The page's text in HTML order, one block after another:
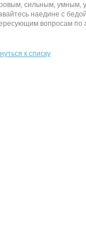
сильным, умным,
наедине с
вопросам по
к списку